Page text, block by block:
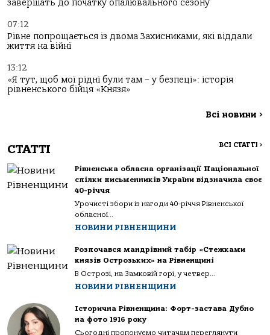
завершать до початку опалювального сезону
07:12
Рівне попрощається із двома Захисниками, які віддали
життя на війні
13:12
«Я тут, щоб мої рідні були там – у безпеці»: історія
рівненського бійця «Князя»
Всі новини >
СТАТТІ ВСІ СТАТТІ >
Рівненська обласна організації Національної
спілки письменників України відзначила своє
40-річчя
Урочисті збори із нагоди 40-річчя Рівненської
обласної...
НОВИНИ РІВНЕНЩИНИ
Розпочався мандрівний табір «Стежками
князів Острозьких» на Рівненщині
В Острозі, на Замковій горі, у четвер...
НОВИНИ РІВНЕНЩИНИ
Історична Рівненщина: Форт-застава Дубно
на фото 1916 року
Сьогодні пропонуємо читачам переглянути